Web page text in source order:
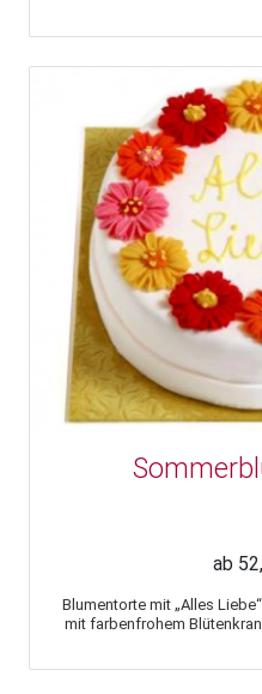
ab
Blumentorte mit „Alles
mit farbenfrohem